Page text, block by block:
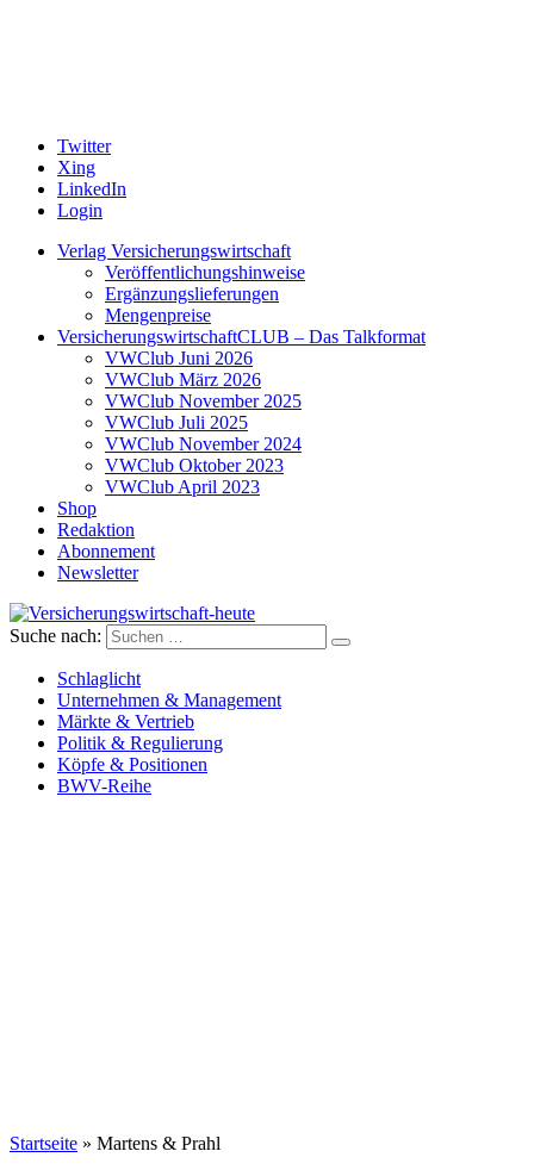
Twitter
Xing
LinkedIn
Login
Verlag Versicherungswirtschaft
Veröffentlichungshinweise
Ergänzungslieferungen
Mengenpreise
VersicherungswirtschaftCLUB – Das Talkformat
VWClub Juni 2026
VWClub März 2026
VWClub November 2025
VWClub Juli 2025
VWClub November 2024
VWClub Oktober 2023
VWClub April 2023
Shop
Redaktion
Abonnement
Newsletter
Versicherungswirtschaft-heute
Suche nach:
Schlaglicht
Unternehmen & Management
Märkte & Vertrieb
Politik & Regulierung
Köpfe & Positionen
BWV-Reihe
Startseite » Martens & Prahl